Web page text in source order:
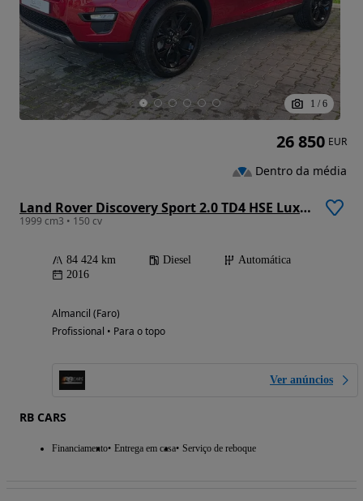
1 / 6
Land Rover Discovery Sport 2.0 TD4 HSE Luxury Auto
1999 cm3 • 150 cv
84 424 km Diesel
Automática
2016
Almancil (Faro)
Profissional • Para o topo
Ver anúncios
RB CARS
Financiamento Entrega em casa Serviço de reboque
26 850 EUR
Dentro da média